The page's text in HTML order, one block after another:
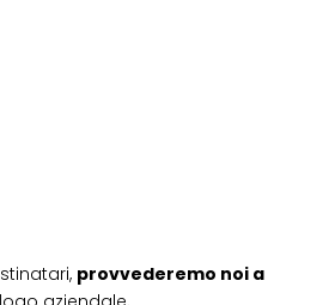
provvederemo noi a